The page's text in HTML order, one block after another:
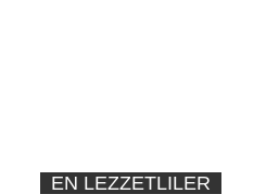
EN LEZZETLILER